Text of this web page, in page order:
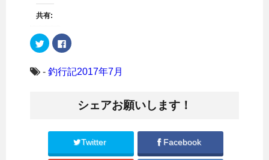
共有:
ク
リ
し
て
で
F
a
b
o
は
リ
- 釣行記2017年7月
シェアお願いします！
Twitter Facebook